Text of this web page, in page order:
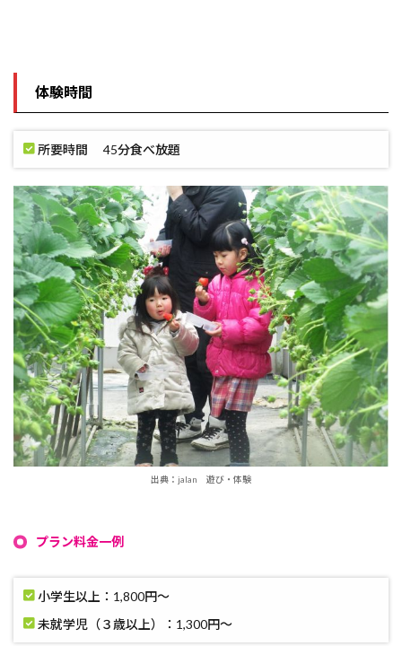
体験時間
所要時間 45分食べ放題
出典：jalan 遊び・体験
プラン料金一例
小学生以上： 1,800円〜
未就学児（３歳以上）： 1,300円〜